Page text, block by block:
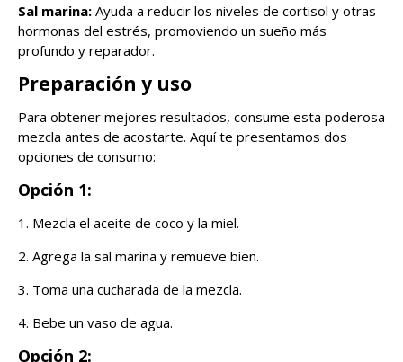
Sal marina: Ayuda a reducir los niveles de cortisol y otras
hormonas del estrés, promoviendo un sueño más
profundo y reparador.
Preparación y uso
Para obtener mejores resultados, consume esta poderosa
mezcla antes de acostarte. Aquí te presentamos dos
opciones de consumo:
Opción 1:
1. Mezcla el aceite de coco y la miel.
2. Agrega la sal marina y remueve bien.
3. Toma una cucharada de la mezcla.
4. Bebe un vaso de agua.
Opción 2: